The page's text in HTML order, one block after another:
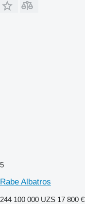
5
Rabe Albatros
244 100 000 UZS 17 800 €